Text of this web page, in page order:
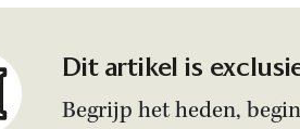
Dit artikel is
Begrijp het heden,